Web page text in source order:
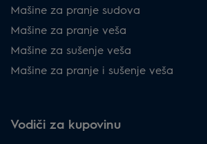
Mašine za pranje sudova
Mašine za pranje veša
Mašine za sušenje veša
Mašine za pranje i sušenje veša
Vodiči za kupovinu